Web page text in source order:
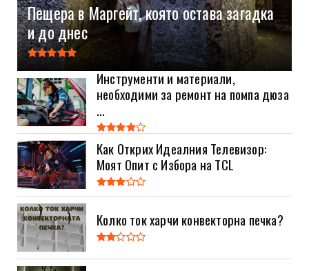
Пещера в Маргейт, която остава загадка
и до днес
Инструменти и материали,
необходими за ремонт на помпа дюза
...
Как Открих Идеалния Телевизор:
Моят Опит с Избора на TCL
Колко ток харчи конвекторна печка?